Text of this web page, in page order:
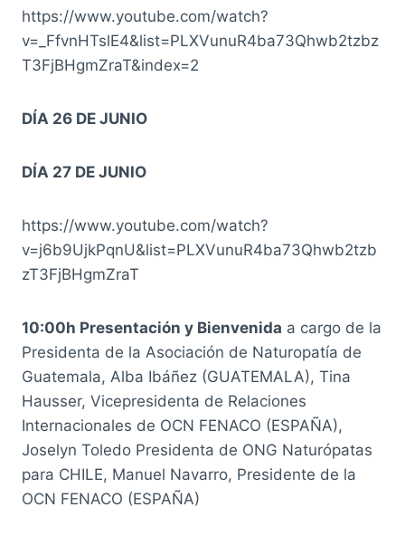
https://www.youtube.com/watch?
v=_FfvnHTslE4&list=PLXVunuR4ba73Qhwb2tzbz
T3FjBHgmZraT&index=2
DÍA 26 DE JUNIO
DÍA 27 DE JUNIO
https://www.youtube.com/watch?
v=j6b9UjkPqnU&list=PLXVunuR4ba73Qhwb2tzb
zT3FjBHgmZraT
10:00h Presentación y Bienvenida a cargo de la
Presidenta de la Asociación de Naturopatía de
Guatemala, Alba Ibáñez (GUATEMALA), Tina
Hausser, Vicepresidenta de Relaciones
Internacionales de OCN FENACO (ESPAÑA),
Joselyn Toledo Presidenta de ONG Naturópatas
para CHILE, Manuel Navarro, Presidente de la
OCN FENACO (ESPAÑA)